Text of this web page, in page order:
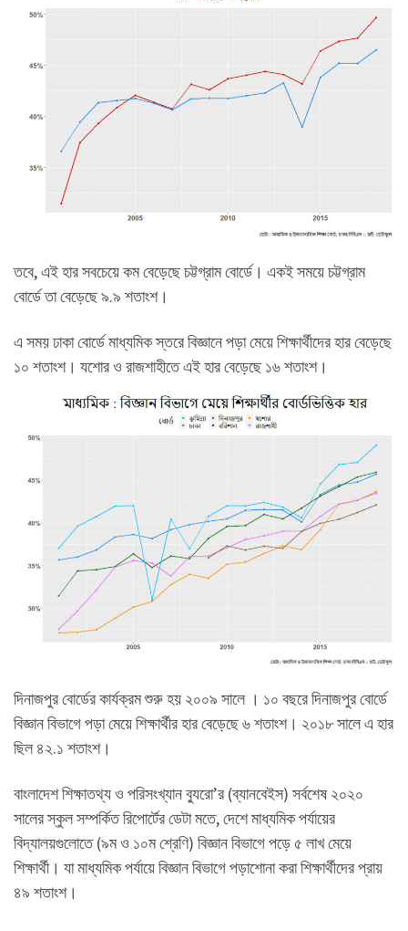
তবে, এই হার সবচেয়ে কম বেড়েছে চট্টগ্রাম বোর্ডে। একই সময়ে চট্টগ্রাম
বোর্ডে তা বেড়েছে ৯.৯ শতাংশ।
এ সময় ঢাকা বোর্ডে মাধ্যমিক স্তরে বিজ্ঞানে পড়া মেয়ে শিক্ষার্থীদের হার বেড়েছে
১০ শতাংশ। যশোর ও রাজশাহীতে এই হার বেড়েছে ১৬ শতাংশ।
দিনাজপুর বোর্ডের কার্যক্রম শুরু হয় ২০০৯ সালে । ১০ বছরে দিনাজপুর বোর্ডে
বিজ্ঞান বিভাগে পড়া মেয়ে শিক্ষার্থীর হার বেড়েছে ৬ শতাংশ। ২০১৮ সালে এ হার
ছিল ৪২.১ শতাংশ।
বাংলাদেশ শিক্ষাতথ্য ও পরিসংখ্যান ব্যুরো’র (ব্যানবেইস) সর্বশেষ ২০২০
সালের স্কুল সম্পর্কিত রিপোর্টের ডেটা মতে, দেশে মাধ্যমিক পর্যায়ের
বিদ্যালয়গুলোতে (৯ম ও ১০ম শ্রেণি) বিজ্ঞান বিভাগে পড়ে ৫ লাখ মেয়ে
শিক্ষার্থী। যা মাধ্যমিক পর্যায়ে বিজ্ঞান বিভাগে পড়াশোনা করা শিক্ষার্থীদের প্রায়
৪৯ শতাংশ।